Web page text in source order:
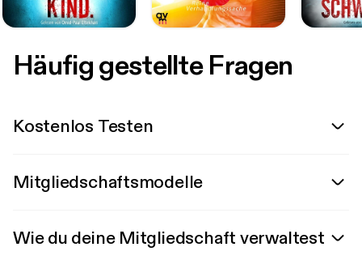
Häufig gestellte Fragen
Kostenlos Testen
Mitgliedschaftsmodelle
Wie du deine Mitgliedschaft verwaltest